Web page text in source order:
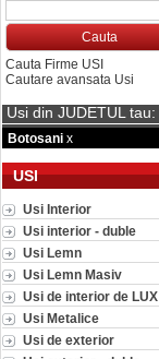
Cauta Firme USI
Cautare avansata Usi
Usi din JUDETUL tau:
Botosani x
USI
Usi Interior
Usi interior - duble
Usi Lemn
Usi Lemn Masiv
Usi de interior de LUX
Usi Metalice
Usi de exterior